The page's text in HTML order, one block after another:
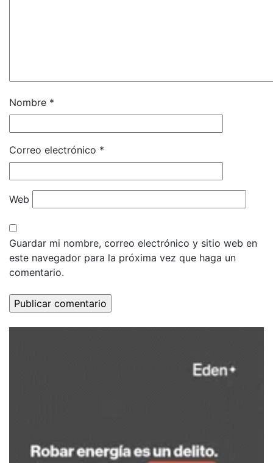
Nombre *
Correo electrónico *
Web
Guardar mi nombre, correo electrónico y sitio web en
este navegador para la próxima vez que haga un
comentario.